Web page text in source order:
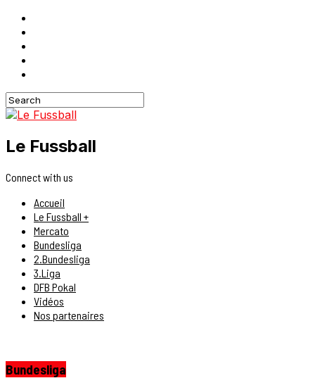
Le Fussball
Connect with us
Accueil
Le Fussball +
Mercato
Bundesliga
2.Bundesliga
3.Liga
DFB Pokal
Vidéos
Nos partenaires
Bundesliga